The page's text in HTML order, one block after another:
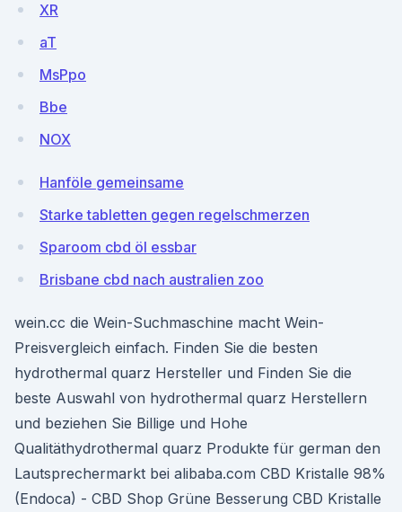
XR
aT
MsPpo
Bbe
NOX
Hanföle gemeinsame
Starke tabletten gegen regelschmerzen
Sparoom cbd öl essbar
Brisbane cbd nach australien zoo
wein.cc die Wein-Suchmaschine macht Wein-
Preisvergleich einfach. Finden Sie die besten
hydrothermal quarz Hersteller und Finden Sie die
beste Auswahl von hydrothermal quarz Herstellern
und beziehen Sie Billige und Hohe
Qualitäthydrothermal quarz Produkte für german den
Lautsprechermarkt bei alibaba.com CBD Kristalle 98%
(Endoca) - CBD Shop Grüne Besserung CBD Kristalle